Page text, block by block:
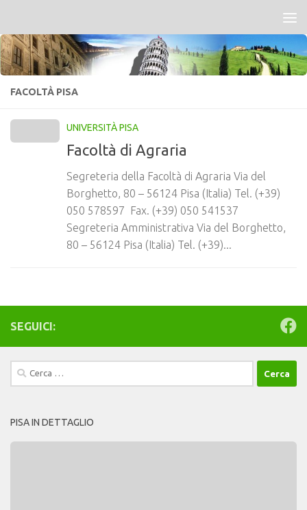
FACOLTÀ PISA
UNIVERSITÀ PISA
Facoltà di Agraria
Segreteria della Facoltà di Agraria Via del
Borghetto, 80 – 56124 Pisa (Italia) Tel. (+39)
050 578597 Fax. (+39) 050 541537
Segreteria Amministrativa Via del Borghetto,
80 – 56124 Pisa (Italia) Tel. (+39)...
SEGUICI:
Ricerca
per:
PISA IN DETTAGLIO